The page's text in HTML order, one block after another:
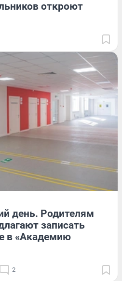
откроют
день. Родителям
записать
в «Академию
2